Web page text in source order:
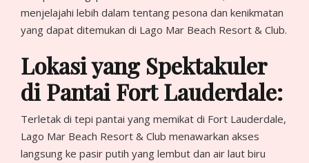
menjelajahi lebih dalam tentang pesona dan kenikmatan
yang dapat ditemukan di Lago Mar Beach Resort & Club.
Lokasi yang Spektakuler
di Pantai Fort Lauderdale:
Terletak di tepi pantai yang memikat di Fort Lauderdale,
Lago Mar Beach Resort & Club menawarkan akses
langsung ke pasir putih yang lembut dan air laut biru